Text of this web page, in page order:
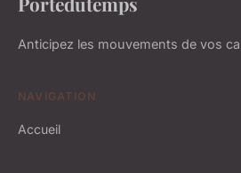
Anticipez les mouvements de vos
NAVIGATION
Accueil